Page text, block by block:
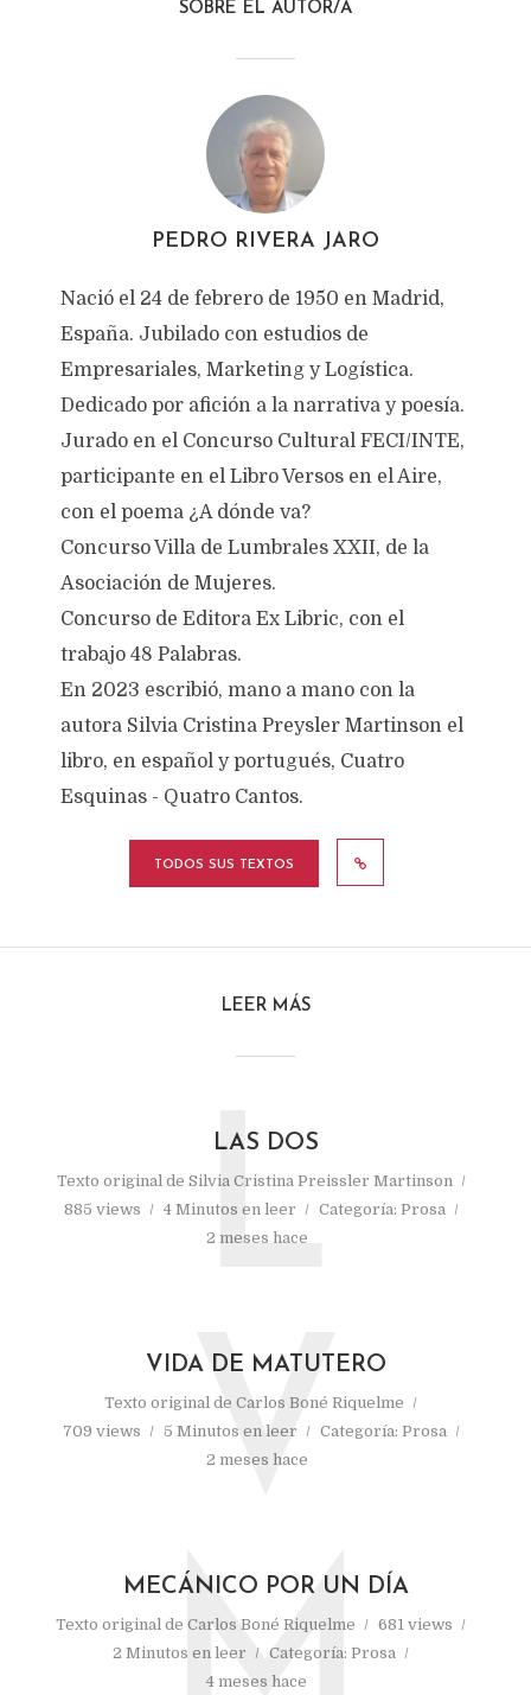
SOBRE EL AUTOR/A
PEDRO RIVERA JARO
Nació el 24 de febrero de 1950 en Madrid,
España. Jubilado con estudios de
Empresariales, Marketing y Logística.
Dedicado por afición a la narrativa y poesía.
Jurado en el Concurso Cultural FECI/INTE,
participante en el Libro Versos en el Aire,
con el poema ¿A dónde va?
Concurso Villa de Lumbrales XXII, de la
Asociación de Mujeres.
Concurso de Editora Ex Libric, con el
trabajo 48 Palabras.
En 2023 escribió, mano a mano con la
autora Silvia Cristina Preysler Martinson el
libro, en español y portugués, Cuatro
Esquinas - Quatro Cantos.
TODOS SUS TEXTOS
LEER MÁS
LAS DOS
Texto original de Silvia Cristina Preissler Martinson
885 views
4 Minutos en leer Categoría: Prosa
2 meses hace
L
VIDA DE MATUTERO
Texto original de Carlos Boné Riquelme
709 views
5 Minutos en leer Categoría: Prosa
2 meses hace
V
MECÁNICO POR UN DÍA
Texto original de Carlos Boné Riquelme
681 views
2 Minutos en leer
Categoría: Prosa
4 meses hace